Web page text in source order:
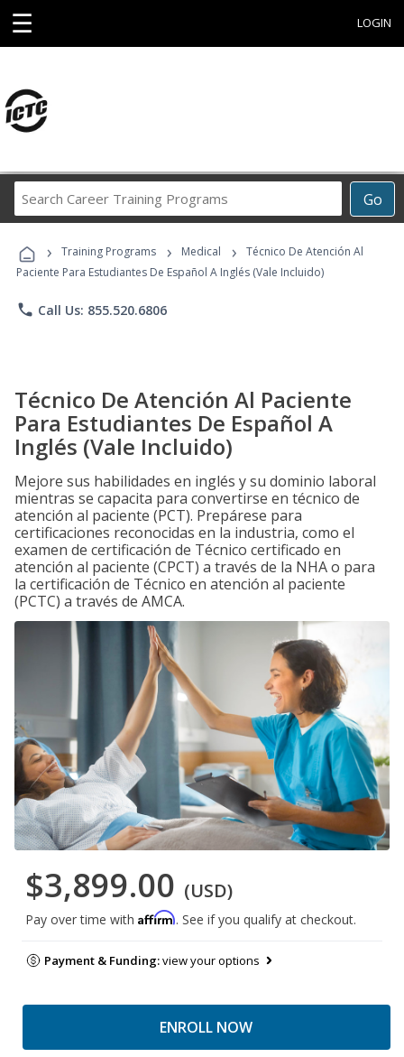
☰ LOGIN
Go
Career
Programs
› Training Programs › Medical ›
Técnico De Atención Al
Paciente Para Estudiantes De Español A Inglés (Vale Incluido)
phone Call Us: 855.520.6806
Técnico De Atención Al Paciente
Para Estudiantes De Español A
Inglés (Vale Incluido)
Mejore sus habilidades en inglés y su dominio laboral
mientras se capacita para convertirse en técnico de
atención al paciente (PCT). Prepárese para
certificaciones reconocidas en la industria, como el
examen de certificación de Técnico certificado en
atención al paciente (CPCT) a través de la NHA o para
la certificación de Técnico en atención al paciente
(PCTC) a través de AMCA.
$3,899.00 (USD)
Pay over time with Affirm. See if you qualify at checkout.
Payment & Funding:view your options
ENROLL NOW